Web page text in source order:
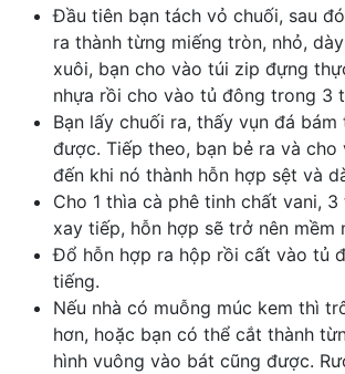
Đầu tiên bạn tách vỏ chuối, sau
ra thành từng miếng tròn, nhỏ,
xuôi, bạn cho vào túi zip đựng
nhựa rồi cho vào tủ đông trong 3
Bạn lấy chuối ra, thấy vụn đá bám
được. Tiếp theo, bạn bẻ ra và cho
đến khi nó thành hỗn hợp sệt và
Cho 1 thìa cà phê tinh chất vani,
xay tiếp, hỗn hợp sẽ trở nên mềm
Đổ hỗn hợp ra hộp rồi cất vào tủ
tiếng.
Nếu nhà có muỗng múc kem thì
hơn, hoặc bạn có thể cắt thành
hình vuông vào bát cũng được.